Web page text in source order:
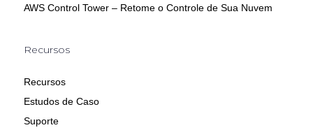
AWS Control Tower – Retome o Controle de Sua Nuvem
Recursos
Recursos
Estudos de Caso
Suporte